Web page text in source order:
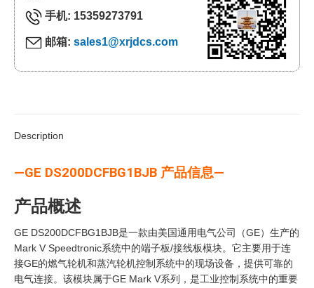
手机: 15359273791
邮箱: sales1@xrjdcs.com
Description
—GE DS200DCFBG1BJB 产品信息—
产品概述
GE DS200DCFBG1BJB是一款由美国通用电气公司（GE）生产的
Mark V Speedtronic系统中的端子板/接线板模块。它主要用于连
接GE的燃气轮机和蒸汽轮机控制系统中的现场设备，提供可靠的
电气连接。该模块属于GE Mark V系列，是工业控制系统中的重要